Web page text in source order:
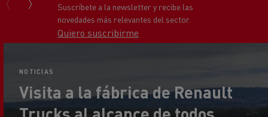
Ponte en contacto con nosotros
Visita a la fábrica de Renault
Trucks al alcance de todos